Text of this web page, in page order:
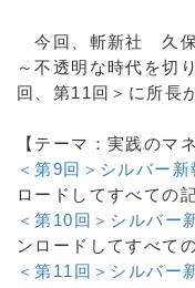
今回、斬新社 久保
～不透明な時代を切
回、第11回＞に所長
【テーマ：実践のマ
＜第9回＞シルバー
ロードしてすべての
＜第10回＞シルバ
ンロードしてすべて
＜第11回＞シルバ